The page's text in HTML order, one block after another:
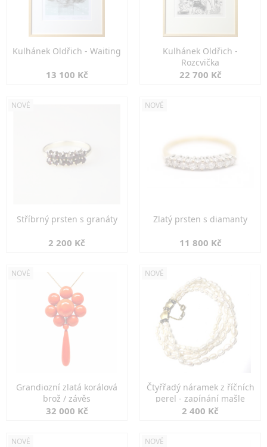
Kulhánek Oldřich - Waiting
13 100 Kč
Kulhánek Oldřich -
Rozcvička
22 700 Kč
NOVÉ
Stříbrný prsten s granáty
2 200 Kč
NOVÉ
Zlatý prsten s diamanty
11 800 Kč
NOVÉ
Grandiozní zlatá korálová
brož / závěs
32 000 Kč
NOVÉ
Čtyřřadý náramek z říčních
perel - zapínání mašle
2 400 Kč
NOVÉ NOVÉ